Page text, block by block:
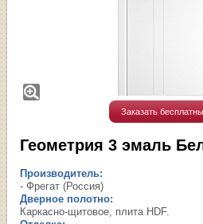
Заказать
Геометрия 3 эмаль
Производитель:
- Фрегат (Россия)
Дверное полотно:
Каркасно-щитовое, плита HDF.